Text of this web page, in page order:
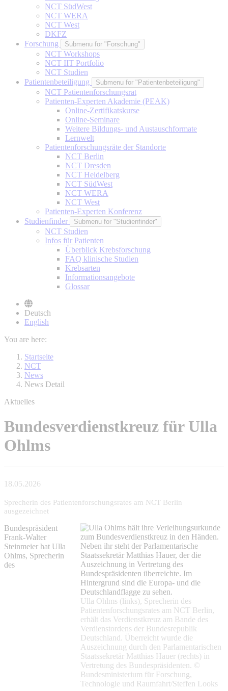
NCT SüdWest
NCT WERA
NCT West
DKFZ
Forschung
Submenu for "Forschung"
NCT Workshops
NCT IIT Portfolio
NCT Studien
Patientenbeteiligung
Submenu for "Patientenbeteiligung"
NCT Patientenforschungsrat
Patienten-Experten Akademie (PEAK)
Online-Zertifikatskurse
Online-Seminare
Weitere Bildungs- und Austauschformate
Lernwelt
Patientenforschungsräte der Standorte
NCT Berlin
NCT Dresden
NCT Heidelberg
NCT SüdWest
NCT WERA
NCT West
Patienten-Experten Konferenz
Studienfinder
Submenu for "Studienfinder"
NCT Studien
Infos für Patienten
Überblick Krebsforschung
FAQ klinische Studien
Krebsarten
Informationsangebote
Glossar
Deutsch
English
You are here:
Startseite
NCT
News
News Detail
Aktuelles
Bundesverdienstkreuz für Ulla
Ohlms
18.05.2026
Sprecherin des Patientenforschungsrates am NCT Berlin
ausgezeichnet
Ulla Ohlms (links), Sprecherin des
Patientenforschungsrates am NCT Berlin,
erhält das Verdienstkreuz am Bande des
Verdienstordens der Bundesrepublik
Deutschland. Überreicht wurde die
Auszeichnung durch den Parlamentarischen
Staatssekretär Matthias Hauer (rechts) in
Vertretung des Bundespräsidenten. ©
Bundesministerium für Forschung,
Technologie und Raumfahrt/Steffen Looks
Bundespräsident
Frank-Walter
Steinmeier hat Ulla
Ohlms, Sprecherin
des